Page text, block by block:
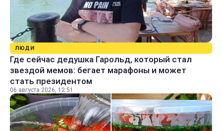
ЛЮДИ
Где сейчас дедушка Гарольд, который стал
звездой мемов: бегает марафоны и может
стать президентом
06 августа 2026, 12:51